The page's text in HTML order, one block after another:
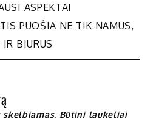
ASPEKTAI
PUOŠIA NE TIK NAMUS,
IR BIURUS
skelbiamas. Būtini laukeliai